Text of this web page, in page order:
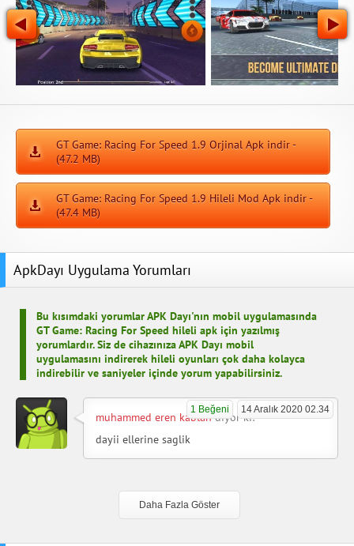
GT Game: Racing For Speed 1.9 Orjinal Apk indir -
(47.2 MB)
GT Game: Racing For Speed 1.9 Hileli Mod Apk indir -
(47.4 MB)
ApkDayı Uygulama Yorumları
Bu kısımdaki yorumlar APK Dayı'nın mobil uygulamasında
GT Game: Racing For Speed hileli apk için yazılmış
yorumlardır. Siz de cihazınıza APK Dayı mobil
uygulamasını indirerek hileli oyunları çok daha kolayca
indirebilir ve saniyeler içinde yorum yapabilirsiniz.
14 Aralık 2020 02.34
1 Beğeni
muhammed eren kablandiyor ki:
dayii ellerine saglik
Daha Fazla Göster